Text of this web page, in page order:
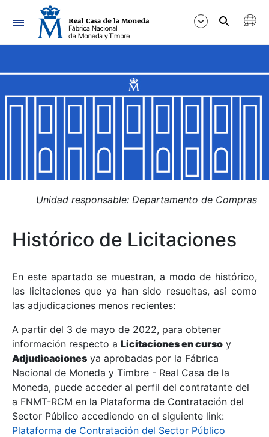
Navegación
Mostrar/Ocultar
Mostrar/Ocultar
Mostrar/Ocultar
Mostrar/Ocultar
Mostrar/Ocultar
Mostrar/Ocultar
Unidad responsable: Departamento de Compras
Histórico de Licitaciones
En este apartado se muestran, a modo de histórico,
las licitaciones que ya han sido resueltas, así como
las adjudicaciones menos recientes:
A partir del 3 de mayo de 2022, para obtener
información respecto a Licitaciones en curso y
Adjudicaciones ya aprobadas por la Fábrica
Nacional de Moneda y Timbre - Real Casa de la
Moneda, puede acceder al perfil del contratante del
a FNMT-RCM en la Plataforma de Contratación del
Sector Público accediendo en el siguiente link:
Plataforma de Contratación del Sector Público